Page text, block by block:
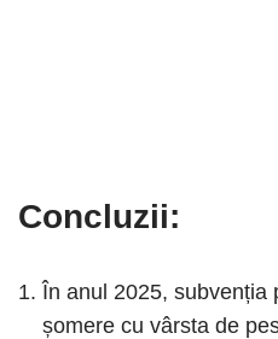
Concluzii:
În anul 2025, subvenția
șomere cu vârsta de